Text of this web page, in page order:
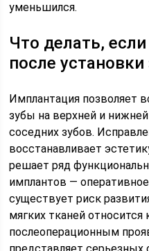
уменьшился.
Что делать,
после
Имплантация позволяет
зубы на верхней и
соседних зубов.
восстанавливает
решает ряд
имплантов —
существует риск
мягких тканей
послеоперационным